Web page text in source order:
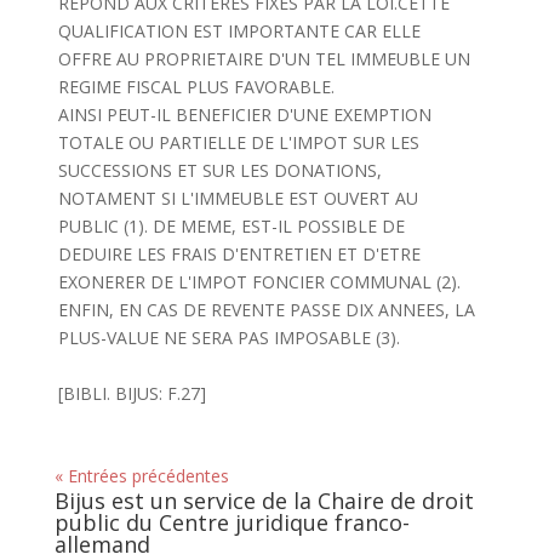
QUALIFICATION EST IMPORTANTE CAR ELLE
OFFRE AU PROPRIETAIRE D'UN TEL IMMEUBLE UN
REGIME FISCAL PLUS FAVORABLE.
AINSI PEUT-IL BENEFICIER D'UNE EXEMPTION
TOTALE OU PARTIELLE DE L'IMPOT SUR LES
SUCCESSIONS ET SUR LES DONATIONS,
NOTAMENT SI L'IMMEUBLE EST OUVERT AU
PUBLIC (1). DE MEME, EST-IL POSSIBLE DE
DEDUIRE LES FRAIS D'ENTRETIEN ET D'ETRE
EXONERER DE L'IMPOT FONCIER COMMUNAL (2).
ENFIN, EN CAS DE REVENTE PASSE DIX ANNEES, LA
PLUS-VALUE NE SERA PAS IMPOSABLE (3).
[BIBLI. BIJUS: F.27]
« Entrées précédentes
Bijus est un service de la Chaire de droit
public du Centre juridique franco-
allemand